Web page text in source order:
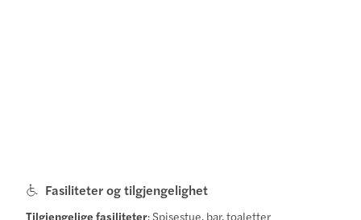
Fasiliteter og tilgjengelighet
Tilgjengelige fasiliteter: Spisestue, bar, toaletter